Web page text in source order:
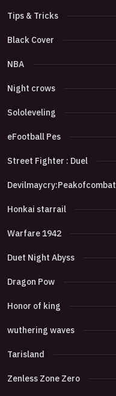
Tips & Tricks
Black Cover
NBA
Night crows
Sololeveling
eFootball Pes
Street Fighter : Duel
Devilmaycry:Peakofcombat
Honkai starrail
Warfare 1942
Duet Night Abyss
Dragon Pow
Honor of king
wuthering waves
Tarisland
Zenless Zone Zero